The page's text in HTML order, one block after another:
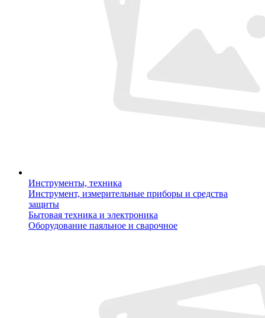
Инструменты, техника
Инструмент, измерительные приборы и средства
защиты
Бытовая техника и электроника
Оборудование паяльное и сварочное